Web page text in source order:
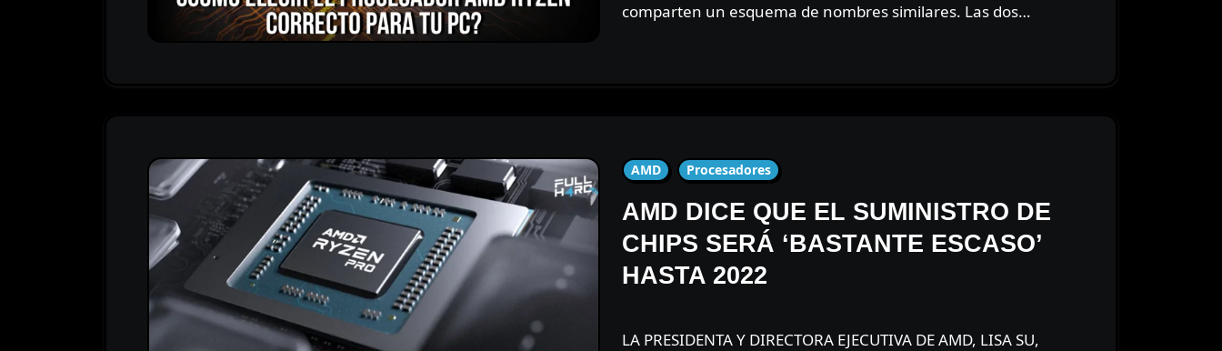
comparten un esquema de nombres similares. Las dos…
AMD Procesadores
AMD DICE QUE EL SUMINISTRO DE
CHIPS SERÁ ‘BASTANTE ESCASO’
HASTA 2022
LA PRESIDENTA Y DIRECTORA EJECUTIVA DE AMD, LISA SU,